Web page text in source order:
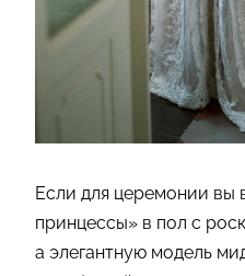
Если для церемонии вы
принцессы» в пол с
а элегантную модель